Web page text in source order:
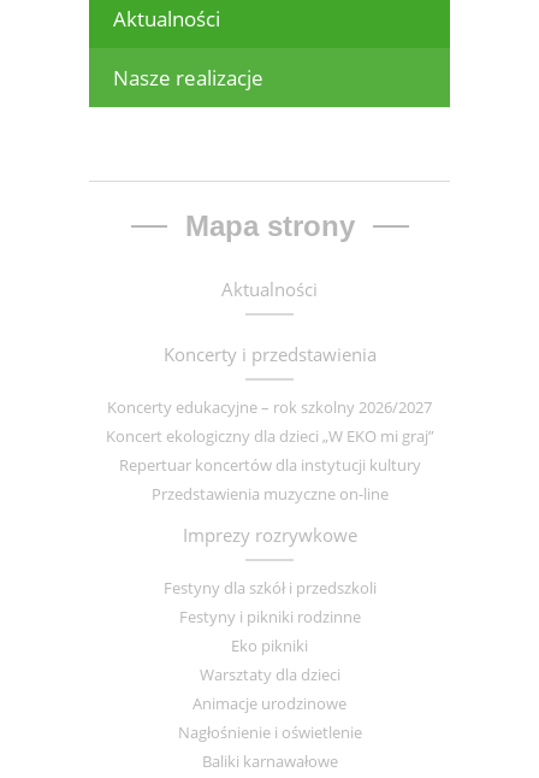
Aktualności
Nasze realizacje
Mapa strony
Aktualności
Koncerty i przedstawienia
Koncerty edukacyjne – rok szkolny 2026/2027
Koncert ekologiczny dla dzieci „W EKO mi graj”
Repertuar koncertów dla instytucji kultury
Przedstawienia muzyczne on-line
Imprezy rozrywkowe
Festyny dla szkół i przedszkoli
Festyny i pikniki rodzinne
Eko pikniki
Warsztaty dla dzieci
Animacje urodzinowe
Nagłośnienie i oświetlenie
Baliki karnawałowe